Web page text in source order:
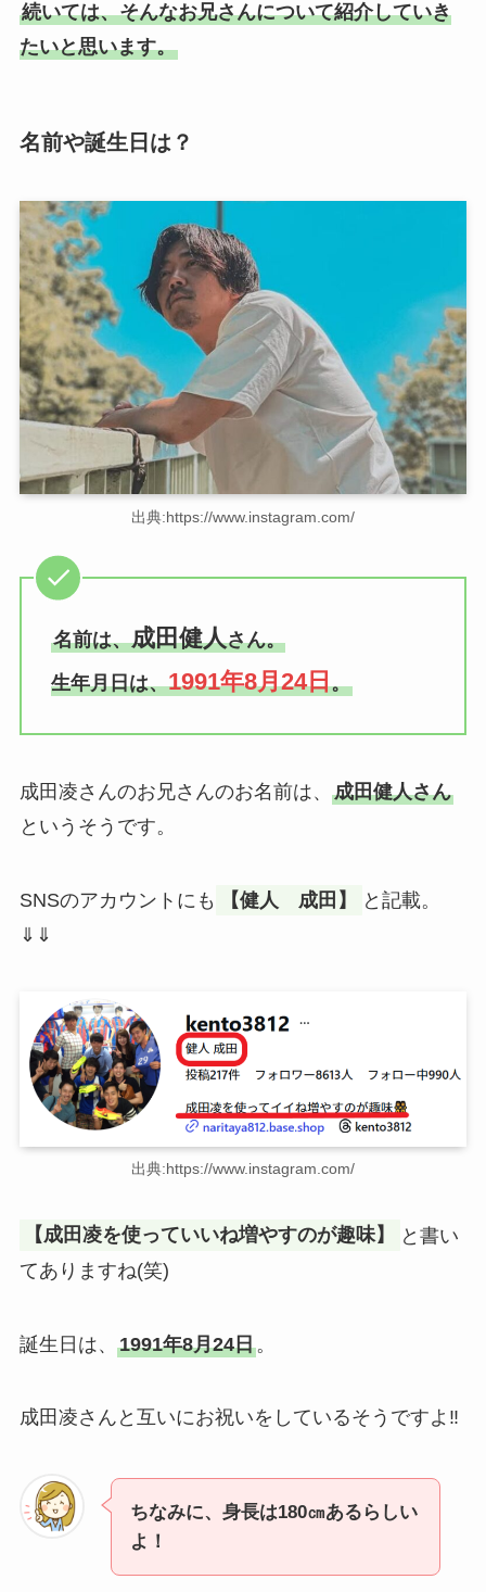
続いては、そんなお兄さんについて紹介していき
たいと思います。
名前や誕生日は？
出典:https://www.instagram.com/
名前は、成田健人さん。
生年月日は、1991年8月24日。
成田凌さんのお兄さんのお名前は、 成田健人さん
というそうです。
SNSのアカウントにも 【健人 成田】
と記載。
⇓⇓
出典:https://www.instagram.com/
【成田凌を使っていいね増やすのが趣味】
と書い
てありますね(笑)
誕生日は、 1991年8月24日。
成田凌さんと互いにお祝いをしているそうですよ‼
ちなみに、身長は180㎝あるらしい
よ！